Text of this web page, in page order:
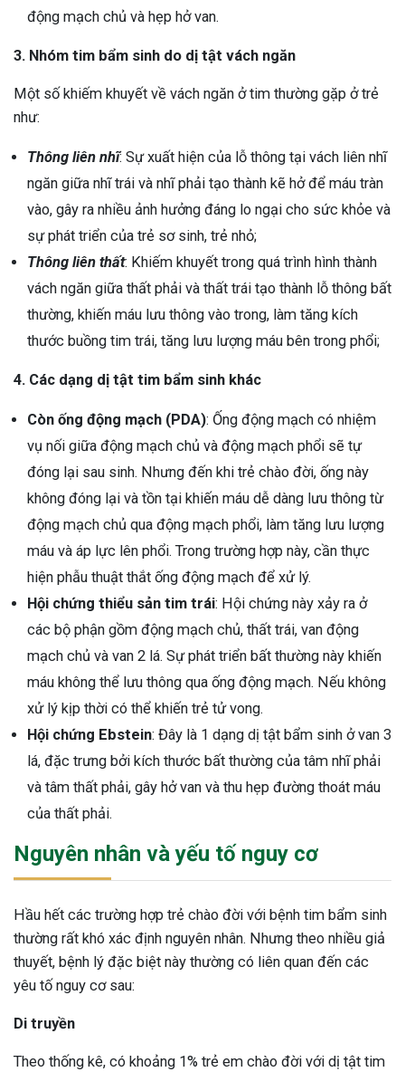
động mạch chủ và hẹp hở van.
3. Nhóm tim bẩm sinh do dị tật vách ngăn
Một số khiếm khuyết về vách ngăn ở tim thường gặp ở trẻ
như:
Thông liên nhĩ: Sự xuất hiện của lỗ thông tại vách liên nhĩ
ngăn giữa nhĩ trái và nhĩ phải tạo thành kẽ hở để máu tràn
vào, gây ra nhiều ảnh hưởng đáng lo ngại cho sức khỏe và
sự phát triển của trẻ sơ sinh, trẻ nhỏ;
Thông liên thất: Khiếm khuyết trong quá trình hình thành
vách ngăn giữa thất phải và thất trái tạo thành lỗ thông bất
thường, khiến máu lưu thông vào trong, làm tăng kích
thước buồng tim trái, tăng lưu lượng máu bên trong phổi;
4. Các dạng dị tật tim bẩm sinh khác
Còn ống động mạch (PDA): Ống động mạch có nhiệm
vụ nối giữa động mạch chủ và động mạch phổi sẽ tự
đóng lại sau sinh. Nhưng đến khi trẻ chào đời, ống này
không đóng lại và tồn tại khiến máu dễ dàng lưu thông từ
động mạch chủ qua động mạch phổi, làm tăng lưu lượng
máu và áp lực lên phổi. Trong trường hợp này, cần thực
hiện phẫu thuật thắt ống động mạch để xử lý.
Hội chứng thiểu sản tim trái: Hội chứng này xảy ra ở
các bộ phận gồm động mạch chủ, thất trái, van động
mạch chủ và van 2 lá. Sự phát triển bất thường này khiến
máu không thể lưu thông qua ống động mạch. Nếu không
xử lý kịp thời có thể khiến trẻ tử vong.
Hội chứng Ebstein: Đây là 1 dạng dị tật bẩm sinh ở van 3
lá, đặc trưng bởi kích thước bất thường của tâm nhĩ phải
và tâm thất phải, gây hở van và thu hẹp đường thoát máu
của thất phải.
Nguyên nhân và yếu tố nguy cơ
Hầu hết các trường hợp trẻ chào đời với bệnh tim bẩm sinh
thường rất khó xác định nguyên nhân. Nhưng theo nhiều giả
thuyết, bệnh lý đặc biệt này thường có liên quan đến các
yêu tố nguy cơ sau:
Di truyền
Theo thống kê, có khoảng 1% trẻ em chào đời với dị tật tim